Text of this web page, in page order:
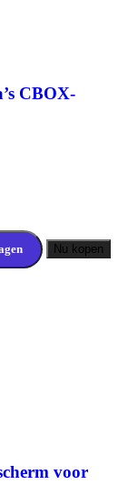
CBOX-
JB311 aantal
Nu kopen
aantal
voor